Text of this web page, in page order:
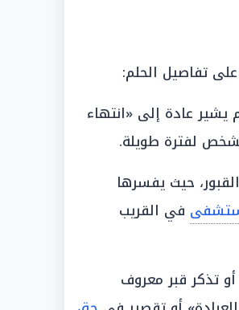
على تفاصيل الحلم:
يشير عادة إلى «انتهاء
لفترة طويلة.
حيث يفسرها
في القريب
تذكر قبر معروف